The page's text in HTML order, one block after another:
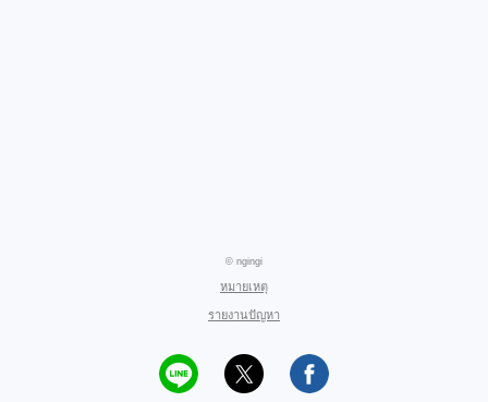
© ngingi
หมายเหตุ
รายงานปัญหา